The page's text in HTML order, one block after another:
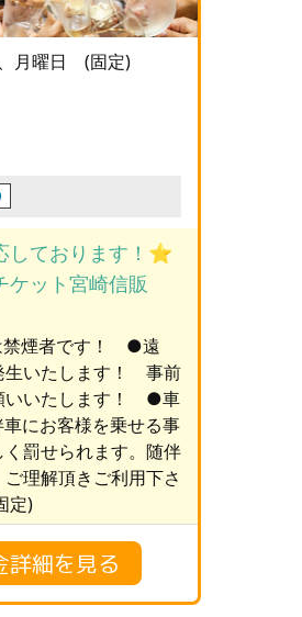
月曜日 (固定)
しております！⭐️
ット宮崎信販
煙者です！ ●遠
生いたします！ 事前
いいたします！ ●車
にお客様を乗せる事
罰せられます。随伴
理解頂きご利用下さ
定)
詳細を見る